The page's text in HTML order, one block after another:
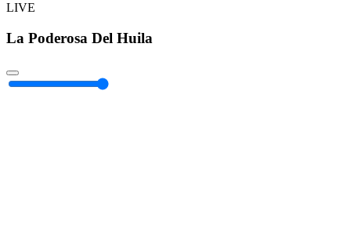
LIVE
La Poderosa Del Huila